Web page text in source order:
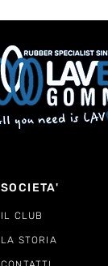
SOCIETA'
IL CLUB
LA STORIA